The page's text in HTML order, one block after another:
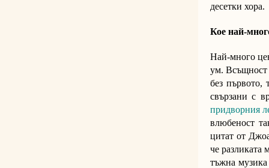
десетки хора.
Кое най-
Най-много
ум. Всъщност
без първото,
свързани с
придворния
влюбеност
цитат от
че разликата
тъжна